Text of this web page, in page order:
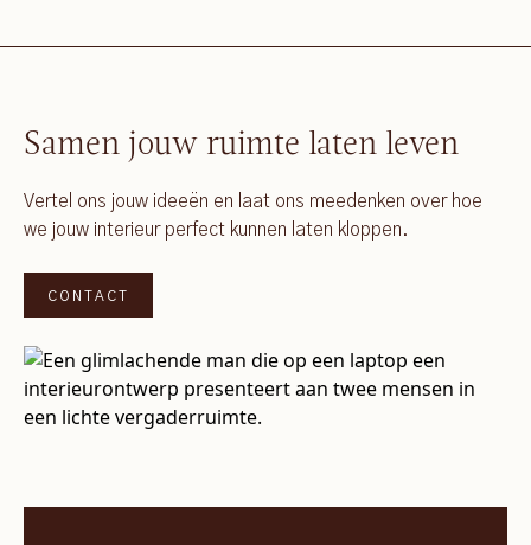
Samen jouw ruimte laten leven
Vertel ons jouw ideeën en laat ons meedenken over hoe
we jouw interieur perfect kunnen laten kloppen.
CONTACT